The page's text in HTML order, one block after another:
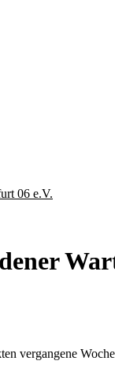
06 e.V.
vergangene